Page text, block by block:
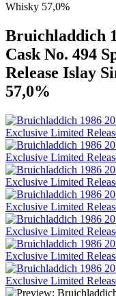
Bruichladdich
Cask No. 494
Release Islay
57,0%